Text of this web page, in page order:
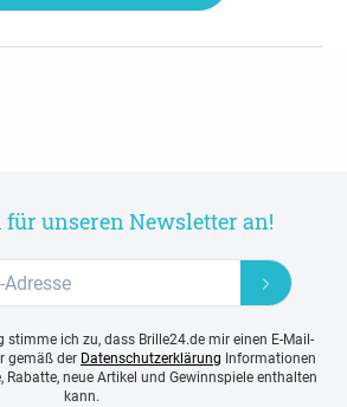
unseren Newsletter an!
stimme ich zu, dass Brille24.de mir einen E-Mail-
gemäß der Datenschutzerklärung Informationen
Rabatte, neue Artikel und Gewinnspiele enthalten
kann.